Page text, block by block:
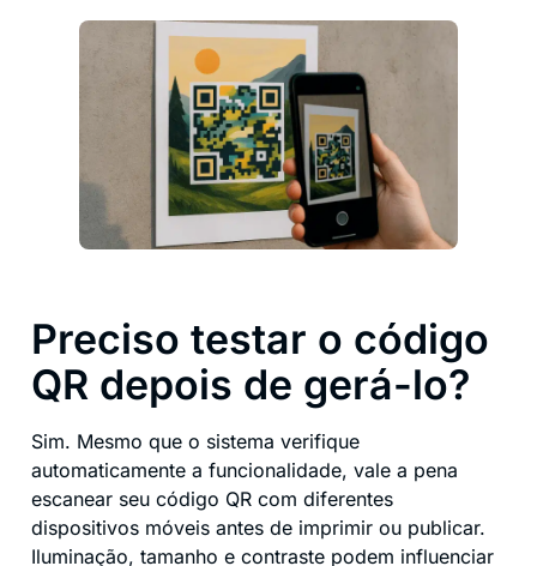
Preciso testar o código
QR depois de gerá-lo?
Sim. Mesmo que o sistema verifique
automaticamente a funcionalidade, vale a pena
escanear seu código QR com diferentes
dispositivos móveis antes de imprimir ou publicar.
Iluminação, tamanho e contraste podem influenciar